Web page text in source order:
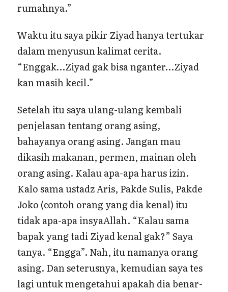
rumahnya.”
Waktu itu saya pikir Ziyad hanya tertukar
dalam menyusun kalimat cerita.
“Enggak…Ziyad gak bisa nganter…Ziyad
kan masih kecil.”
Setelah itu saya ulang-ulang kembali
penjelasan tentang orang asing,
bahayanya orang asing. Jangan mau
dikasih makanan, permen, mainan oleh
orang asing. Kalau apa-apa harus izin.
Kalo sama ustadz Aris, Pakde Sulis, Pakde
Joko (contoh orang yang dia kenal) itu
tidak apa-apa insyaAllah. “Kalau sama
bapak yang tadi Ziyad kenal gak?” Saya
tanya. “Engga”. Nah, itu namanya orang
asing. Dan seterusnya, kemudian saya tes
lagi untuk mengetahui apakah dia benar-